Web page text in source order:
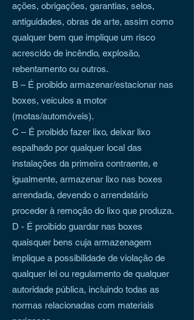
ações, obrigações, garantias, selos,
antiguidades, obras de arte, assim como
qualquer bem que implique um risco
acrescido de incêndio, explosão,
rebentamento ou outros.
B – É proibido armazenar/estacionar nas
boxes, veículos a motor
(motas/automóveis).
C – É proibido fazer lixo, deixar lixo
espalhado por qualquer local das
instalações da primeira contraente, e
igualmente, armazenar lixo nas boxes
arrendada, devendo o arrendatário
proceder à remoção do lixo que produza.
D - É proibido guardar nas boxes
quaisquer bens cuja armazenagem
implique a possibilidade de violação de
qualquer lei ou regulamento de qualquer
autoridade pública, incluindo todas as
normas relacionadas com materiais